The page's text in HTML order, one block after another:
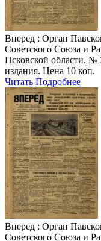
Вперед : Орган
Советского Союза и
Псковской области. №
издания. Цена 10 коп.
Читать Подробнее
Вперед : Орган
Советского Союза и